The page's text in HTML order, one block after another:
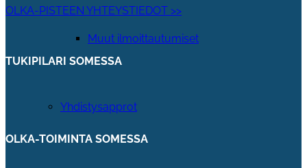
Muut ilmoittautumiset
Yhdistysapprot
OLKA-PISTEEN YHTEYSTIEDOT >>
TUKIPILARI SOMESSA
OLKA-TOIMINTA SOMESSA